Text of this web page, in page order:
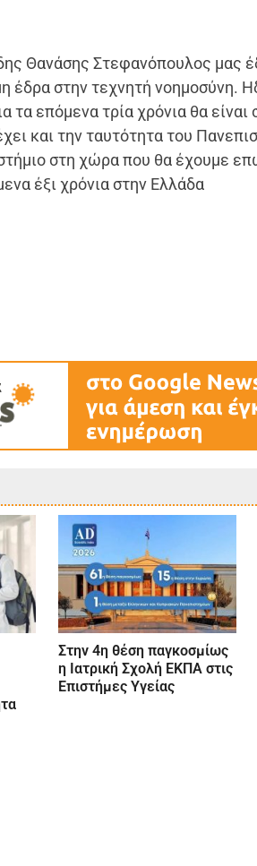
Θανάσης Στεφανόπουλος μας
έδρα στην τεχνητή νοημοσύνη.
επόμενα τρία χρόνια θα είναι
και την ταυτότητα του
στη χώρα που θα έχουμε
έξι χρόνια στην Ελλάδα
Στην 4η θέση παγκοσμίως
η Ιατρική Σχολή ΕΚΠΑ στις
Επιστήμες Υγείας